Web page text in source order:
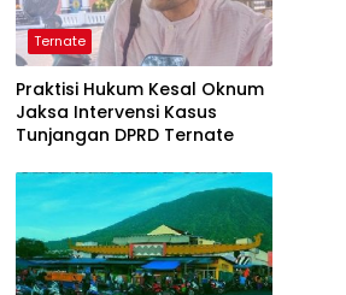
Ternate
Praktisi Hukum Kesal Oknum
Jaksa Intervensi Kasus
Tunjangan DPRD Ternate